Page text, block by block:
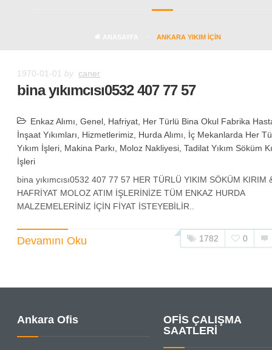
ANKARA YIKIM IÇIN
1970-01-01 by caner
bina yıkımcısı0532 407 77 57
Enkaz Alımı Genel Hafriyat Her Türlü Bina Okul Fabrika
İnşaat Yıkımları
Hizmetlerimiz Hurda Alımı
İç Mekanlarda Her
Yıkım İşleri Makina Parkı Moloz Nakliyesi Tadilat Yıkım Söküm
İşleri
bina yıkımcısı0532 407 77 57 HER TÜRLÜ YIKIM SÖKÜM KIRIM
HAFRİYAT MOLOZ ATIM İŞLERİNİZE TÜM ENKAZ HURDA
MALZEMELERİNİZ İÇİN FİYAT İSTEYEBİLİR..
Devamını Oku 1782 0
Ankara Ofis
OFİS ÇALIŞMA
SAATLERİ